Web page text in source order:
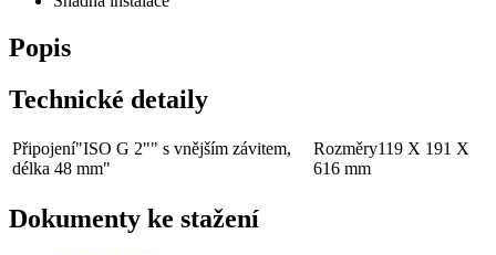
Popis
Technické detaily
Připojení"ISO G 2"" s vnějším závitem,
délka 48 mm"
Rozměry119 X 191 X
616 mm
Dokumenty ke stažení